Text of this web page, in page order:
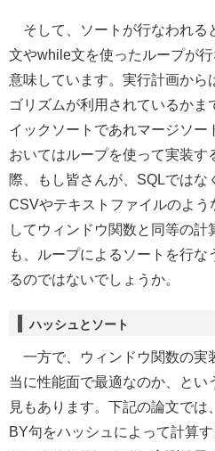
そして、ソートが行なわれる
文やwhile文を使ったループが
意味しています。実行計画から
ゴリズムが利用されているかま
イックソートであれマージソー
おいてはループを使って実装す
際、もし皆さんが、SQLではな
CSVやテキストファイルのよ
してウィンドウ関数と同等の計
も、ループによるソートを行な
るのではないでしょうか。
ハッシュとソート
一方で、ウィンドウ関数の実
当に性能面で最適なのか、とい
見もあります。下記の論文では
BY句をハッシュによって計算